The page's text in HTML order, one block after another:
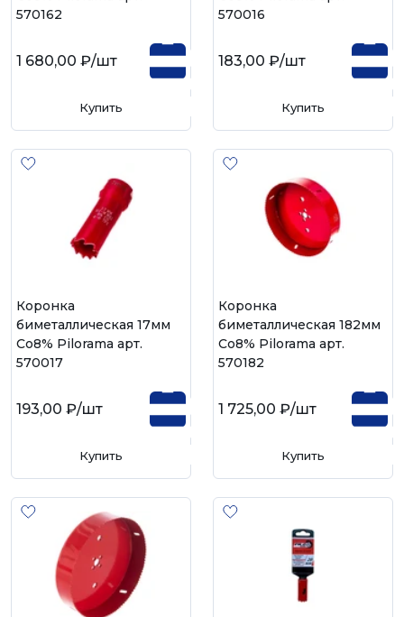
570162
1 680,00 ₽/шт
Купить
570016
183,00 ₽/шт
Купить
Коронка
биметаллическая 17мм
Со8% Pilorama арт.
570017
193,00 ₽/шт
Купить
Коронка
биметаллическая 182мм
Со8% Pilorama арт.
570182
1 725,00 ₽/шт
Купить